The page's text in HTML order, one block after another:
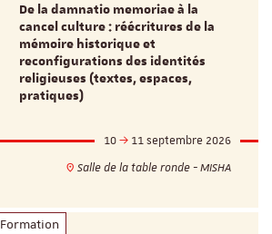
De la damnatio memoriae à la
cancel culture : réécritures de la
mémoire historique et
reconfigurations des identités
religieuses (textes, espaces,
pratiques)
10
11 septembre 2026
Salle de la table ronde - MISHA
Formation